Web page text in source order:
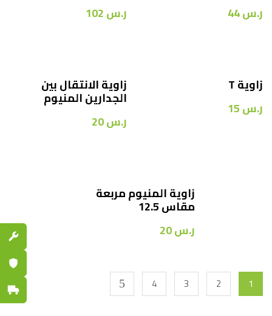
ر.س44
ر.س102
زاوية T
ر.س15
زاوية الانتقال بين
الجدارين المنيوم
ر.س20
زاوية المنيوم مربعة
مقاس 12.5
ر.س20
1
2
3
4
قطع
ضمان